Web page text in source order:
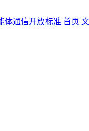
体通信开放标准 首页 文